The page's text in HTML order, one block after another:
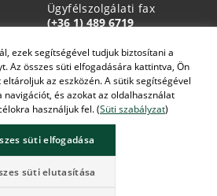
ezek segítségével tudjuk biztosítani a
Az összes süti elfogadására kattintva, Ön
az eszközén. A sütik segítségével
navigációt, és azokat az oldalhasználat
használjuk fel. (Süti szabályzat)
süti elfogadása
süti elutasítása
Ügyfélszolgálati fax
(+36 1) 489 6719
Kárügyintézési fax
(+36 1) 489 6698